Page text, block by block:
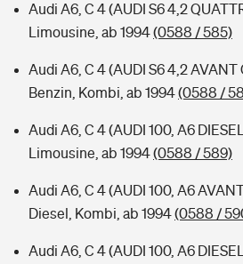
Audi A6, C 4 (AUDI S6 4,2
Limousine, ab 1994(0588 / 585)
Audi A6, C 4 (AUDI S6 4,2 AVANT
Benzin, Kombi, ab 1994(0588 /
Audi A6, C 4 (AUDI 100, A6
Limousine, ab 1994(0588 / 589)
Audi A6, C 4 (AUDI 100, A6
Diesel, Kombi, ab 1994(0588 /
Audi A6, C 4 (AUDI 100, A6